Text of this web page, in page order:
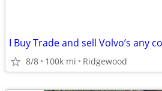
I Buy Trade and sell Volvo’s any
8/8 100k mi Ridgewood